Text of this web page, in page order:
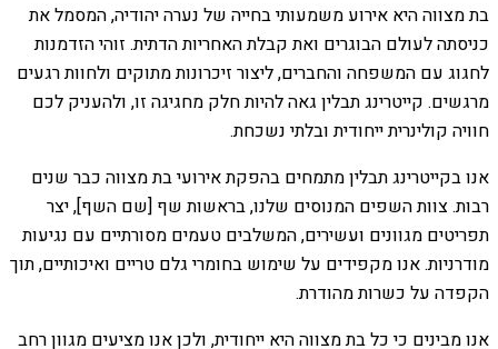
בת מצווה היא אירוע משמעותי בחייה של נערה יהודיה, המסמל את
כניסתה לעולם הבוגרים ואת קבלת האחריות הדתית. זוהי הזדמנות
לחגוג עם המשפחה והחברים, ליצור זיכרונות מתוקים ולחוות רגעים
מרגשים. קייטרינג תבלין גאה להיות חלק מחגיגה זו, ולהעניק לכם
חוויה קולינרית ייחודית ובלתי נשכחת.
אנו בקייטרינג תבלין מתמחים בהפקת אירועי בת מצווה כבר שנים
רבות. צוות השפים המנוסים שלנו, בראשות שף [שם השף], יצר
תפריטים מגוונים ועשירים, המשלבים טעמים מסורתיים עם נגיעות
מודרניות. אנו מקפידים על שימוש בחומרי גלם טריים ואיכותיים, תוך
הקפדה על כשרות מהודרת.
אנו מבינים כי כל בת מצווה היא ייחודית, ולכן אנו מציעים מגוון רחב